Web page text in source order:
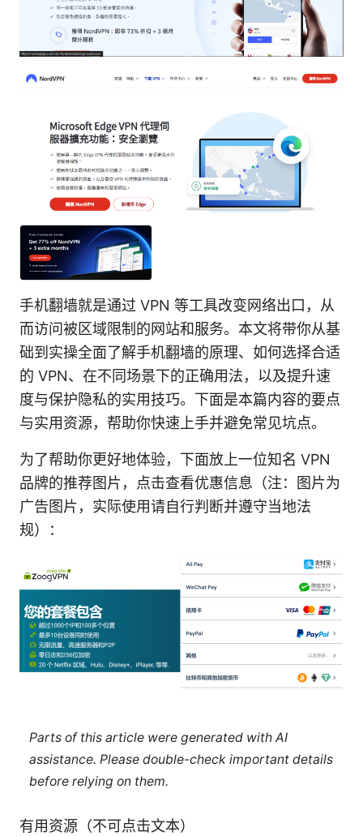
手机翻墙就是通过 VPN 等工具改变网络出口，从
而访问被区域限制的网站和服务。本文将带你从基
础到实操全面了解手机翻墙的原理、如何选择合适
的 VPN、在不同场景下的正确用法，以及提升速
度与保护隐私的实用技巧。下面是本篇内容的要点
与实用资源，帮助你快速上手并避免常见坑点。
为了帮助你更好地体验，下面放上一位知名 VPN
品牌的推荐图片，点击查看优惠信息（注：图片为
广告图片，实际使用请自行判断并遵守当地法
规）：
Parts of this article were generated with AI
assistance. Please double-check important details
before relying on them.
有用资源（不可点击文本）